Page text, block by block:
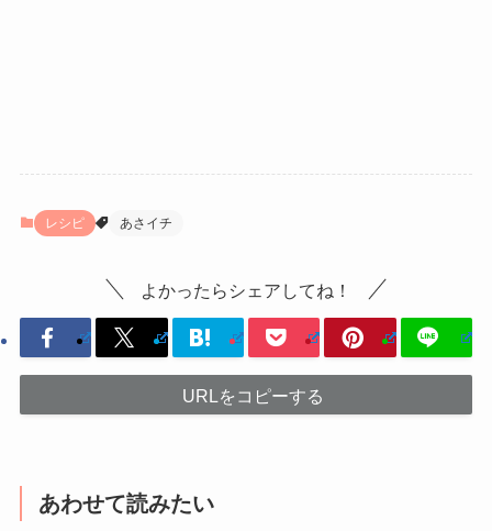
レシピ あさイチ
よかったらシェアしてね！
URLをコピーする
あわせて読みたい